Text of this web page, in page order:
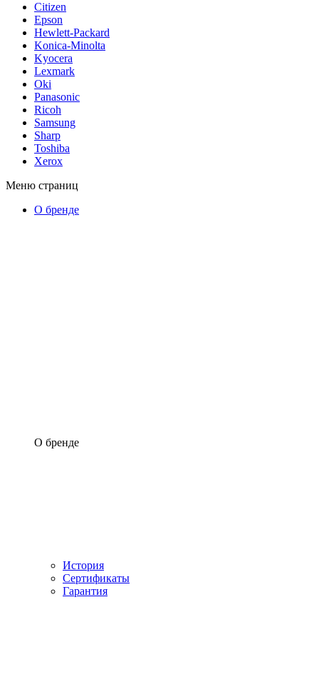
Citizen
Epson
Hewlett-Packard
Konica-Minolta
Kyocera
Lexmark
Oki
Panasonic
Ricoh
Samsung
Sharp
Toshiba
Xerox
Меню страниц
О бренде
О бренде
История
Сертификаты
Гарантия